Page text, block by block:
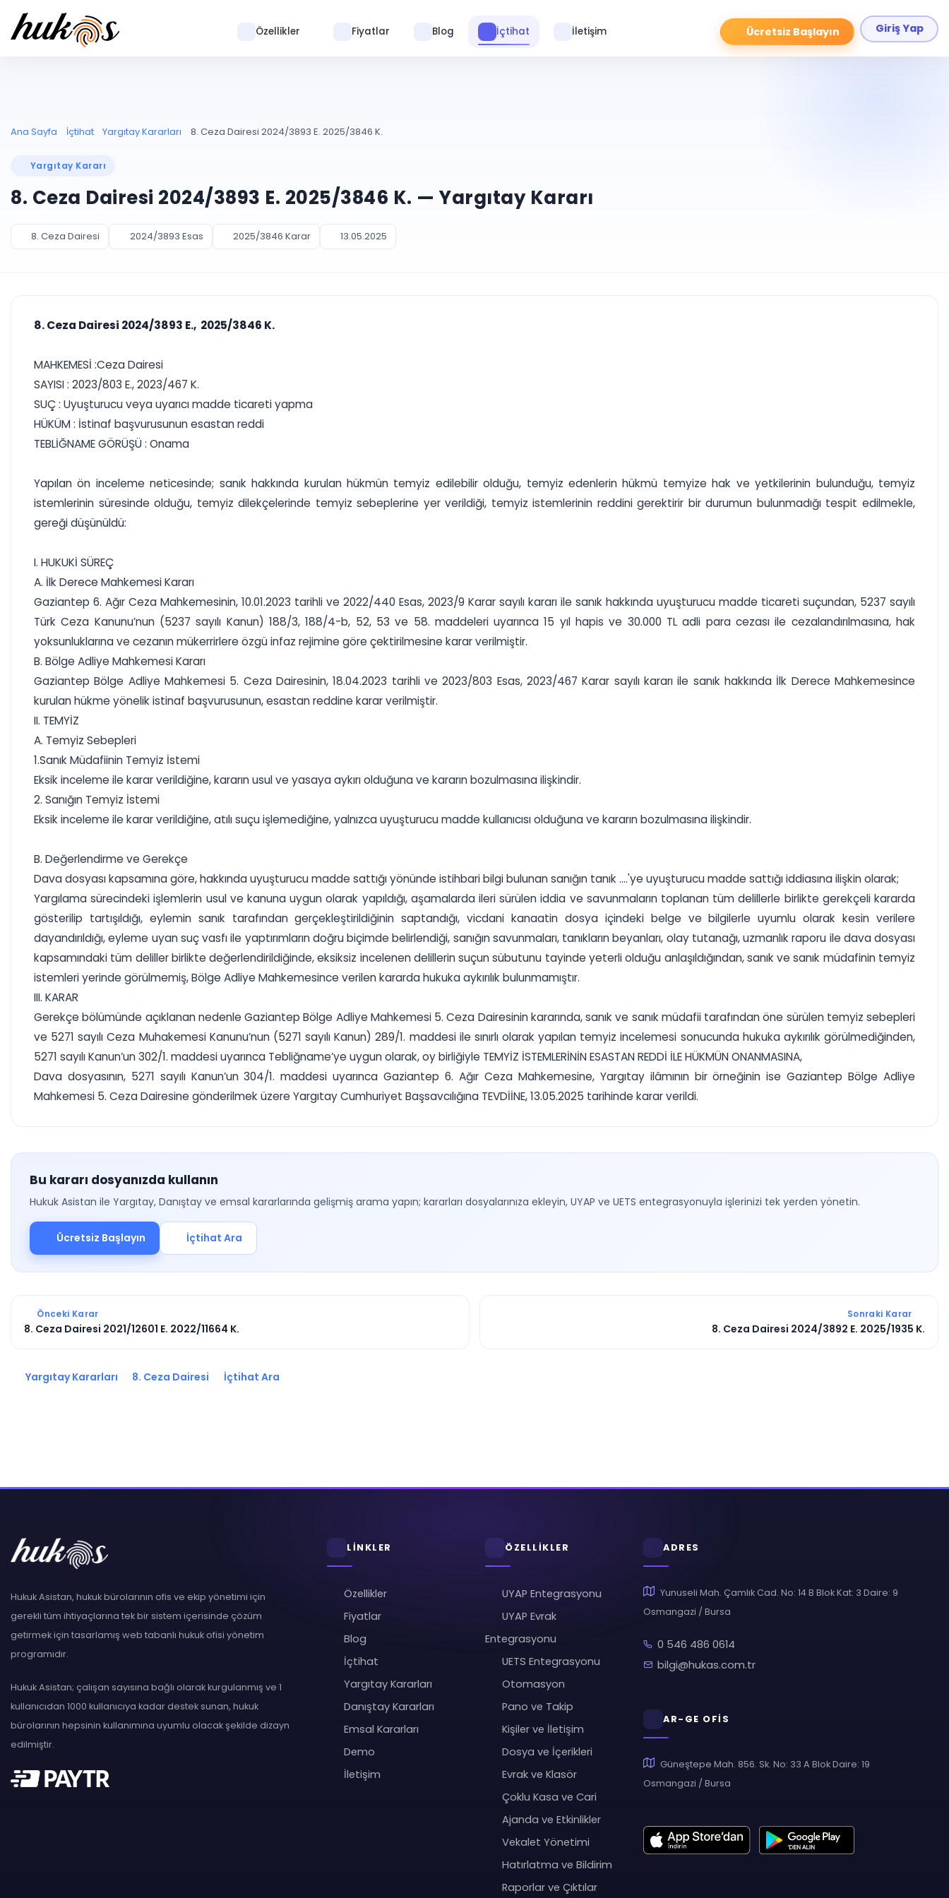
Ücretsiz Başlayın Giriş Yap
Özellikler Fiyatlar Blog İçtihat İletişim
Ana Sayfa İçtihat Yargıtay Kararları 8. Ceza Dairesi 2024/3893 E. 2025/3846 K.
Yargıtay Kararı
8. Ceza Dairesi 2024/3893 E. 2025/3846 K. — Yargıtay Kararı
8. Ceza Dairesi 2024/3893 Esas 2025/3846 Karar 13.05.2025
8. Ceza Dairesi 2024/3893 E., 2025/3846 K.
MAHKEMESİ :Ceza Dairesi
SAYISI : 2023/803 E., 2023/467 K.
SUÇ : Uyuşturucu veya uyarıcı madde ticareti yapma
HÜKÜM : İstinaf başvurusunun esastan reddi
TEBLİĞNAME GÖRÜŞÜ : Onama
Yapılan ön inceleme neticesinde; sanık hakkında kurulan hükmün temyiz edilebilir olduğu, temyiz edenlerin hükmü temyize hak ve yetkilerinin bulunduğu, temyiz
istemlerinin süresinde olduğu, temyiz dilekçelerinde temyiz sebeplerine yer verildiği, temyiz istemlerinin reddini gerektirir bir durumun bulunmadığı tespit edilmekle,
gereği düşünüldü:
I. HUKUKİ SÜREÇ
A. İlk Derece Mahkemesi Kararı
Gaziantep 6. Ağır Ceza Mahkemesinin, 10.01.2023 tarihli ve 2022/440 Esas, 2023/9 Karar sayılı kararı ile sanık hakkında uyuşturucu madde ticareti suçundan, 5237 sayılı
Türk Ceza Kanunu’nun (5237 sayılı Kanun) 188/3, 188/4-b, 52, 53 ve 58. maddeleri uyarınca 15 yıl hapis ve 30.000 TL adli para cezası ile cezalandırılmasına, hak
yoksunluklarına ve cezanın mükerrirlere özgü infaz rejimine göre çektirilmesine karar verilmiştir.
B. Bölge Adliye Mahkemesi Kararı
Gaziantep Bölge Adliye Mahkemesi 5. Ceza Dairesinin, 18.04.2023 tarihli ve 2023/803 Esas, 2023/467 Karar sayılı kararı ile sanık hakkında İlk Derece Mahkemesince
kurulan hükme yönelik istinaf başvurusunun, esastan reddine karar verilmiştir.
II. TEMYİZ
A. Temyiz Sebepleri
1.Sanık Müdafiinin Temyiz İstemi
Eksik inceleme ile karar verildiğine, kararın usul ve yasaya aykırı olduğuna ve kararın bozulmasına ilişkindir.
2. Sanığın Temyiz İstemi
Eksik inceleme ile karar verildiğine, atılı suçu işlemediğine, yalnızca uyuşturucu madde kullanıcısı olduğuna ve kararın bozulmasına ilişkindir.
B. Değerlendirme ve Gerekçe
Dava dosyası kapsamına göre, hakkında uyuşturucu madde sattığı yönünde istihbari bilgi bulunan sanığın tanık ....'ye uyuşturucu madde sattığı iddiasına ilişkin olarak;
Yargılama sürecindeki işlemlerin usul ve kanuna uygun olarak yapıldığı, aşamalarda ileri sürülen iddia ve savunmaların toplanan tüm delillerle birlikte gerekçeli kararda
gösterilip tartışıldığı, eylemin sanık tarafından gerçekleştirildiğinin saptandığı, vicdani kanaatin dosya içindeki belge ve bilgilerle uyumlu olarak kesin verilere
dayandırıldığı, eyleme uyan suç vasfı ile yaptırımların doğru biçimde belirlendiği, sanığın savunmaları, tanıkların beyanları, olay tutanağı, uzmanlık raporu ile dava dosyası
kapsamındaki tüm deliller birlikte değerlendirildiğinde, eksiksiz incelenen delillerin suçun sübutunu tayinde yeterli olduğu anlaşıldığından, sanık ve sanık müdafinin temyiz
istemleri yerinde görülmemiş, Bölge Adliye Mahkemesince verilen kararda hukuka aykırılık bulunmamıştır.
III. KARAR
Gerekçe bölümünde açıklanan nedenle Gaziantep Bölge Adliye Mahkemesi 5. Ceza Dairesinin kararında, sanık ve sanık müdafii tarafından öne sürülen temyiz sebepleri
ve 5271 sayılı Ceza Muhakemesi Kanunu’nun (5271 sayılı Kanun) 289/1. maddesi ile sınırlı olarak yapılan temyiz incelemesi sonucunda hukuka aykırılık görülmediğinden,
5271 sayılı Kanun’un 302/1. maddesi uyarınca Tebliğname’ye uygun olarak, oy birliğiyle TEMYİZ İSTEMLERİNİN ESASTAN REDDİ İLE HÜKMÜN ONANMASINA,
Dava dosyasının, 5271 sayılı Kanun’un 304/1. maddesi uyarınca Gaziantep 6. Ağır Ceza Mahkemesine, Yargıtay ilâmının bir örneğinin ise Gaziantep Bölge Adliye
Mahkemesi 5. Ceza Dairesine gönderilmek üzere Yargıtay Cumhuriyet Başsavcılığına TEVDİİNE, 13.05.2025 tarihinde karar verildi.
Bu kararı dosyanızda kullanın
Hukuk Asistan ile Yargıtay, Danıştay ve emsal kararlarında gelişmiş arama yapın; kararları dosyalarınıza ekleyin, UYAP ve UETS entegrasyonuyla işlerinizi tek yerden yönetin.
Ücretsiz Başlayın İçtihat Ara
Önceki Karar
8. Ceza Dairesi 2021/12601 E. 2022/11664 K.
Sonraki Karar
8. Ceza Dairesi 2024/3892 E. 2025/1935 K.
Yargıtay Kararları 8. Ceza Dairesi İçtihat Ara
Hukuk Asistan, hukuk bürolarının ofis ve ekip yönetimi için
gerekli tüm ihtiyaçlarına tek bir sistem içerisinde çözüm
getirmek için tasarlamış web tabanlı hukuk ofisi yönetim
programıdır.
Hukuk Asistan; çalışan sayısına bağlı olarak kurgulanmış ve 1
kullanıcıdan 1000 kullanıcıya kadar destek sunan, hukuk
bürolarının hepsinin kullanımına uyumlu olacak şekilde dizayn
edilmiştir.
LİNKLER
Özellikler
Fiyatlar
Blog
İçtihat
Yargıtay Kararları
Danıştay Kararları
Emsal Kararları
Demo
İletişim
ÖZELLİKLER
UYAP Entegrasyonu
UYAP Evrak
Entegrasyonu
UETS Entegrasyonu
Otomasyon
Pano ve Takip
Kişiler ve İletişim
Dosya ve İçerikleri
Evrak ve Klasör
Çoklu Kasa ve Cari
Ajanda ve Etkinlikler
Vekalet Yönetimi
Hatırlatma ve Bildirim
Raporlar ve Çıktılar
ADRES
Yunuseli Mah. Çamlık Cad. No: 14 B Blok Kat: 3 Daire: 9
Osmangazi / Bursa
0 546 486 0614
bilgi@hukas.com.tr
AR-GE OFİS
Güneştepe Mah. 856. Sk. No: 33 A Blok Daire: 19
Osmangazi / Bursa